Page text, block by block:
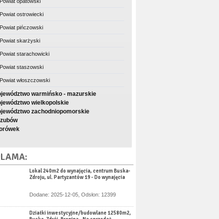
Powiat ostrowiecki
Powiat pińczowski
Powiat skarżyski
Powiat starachowicki
Powiat staszowski
Powiat włoszczowski
warmińsko - mazurskie
wielkopolskie
zachodniopomorskie
Lokal 240m2 do wynajęcia, centrum Buska-
Zdroju, ul. Partyzantów 19 - Do wynajęcia
Dodane: 2025-12-05, Odsłon: 12399
Działki inwestycyjne/budowlane 12580m2,